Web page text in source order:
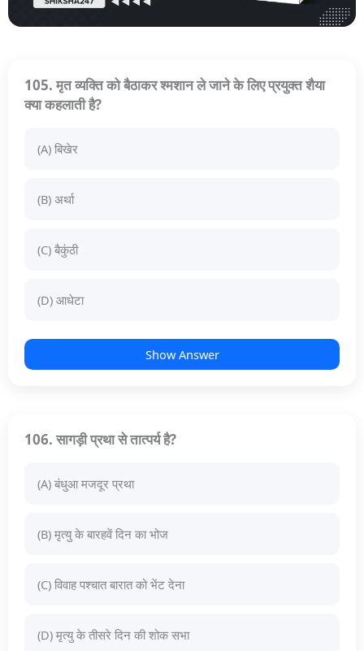
105. मृत व्यक्ति को बैठाकर श्मशान ले जाने के लिए प्रयुक्त शैया
क्या कहलाती है?
(A) बिखेर
(B) अर्था
(C) बैकुंठी
(D) आधेटा
Show Answer
106. सागड़ी प्रथा से तात्पर्य है?
(A) बंधुआ मजदूर प्रथा
(B) मृत्यु के बारहवें दिन का भोज
(C) विवाह पश्चात बारात को भेंट देना
(D) मृत्यु के तीसरे दिन की शोक सभा